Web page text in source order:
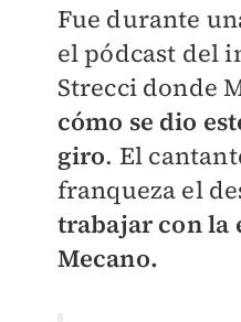
Fue durante
el pódcast del
Strecci donde
cómo se dio
giro. El
franqueza el
trabajar con la
Mecano.